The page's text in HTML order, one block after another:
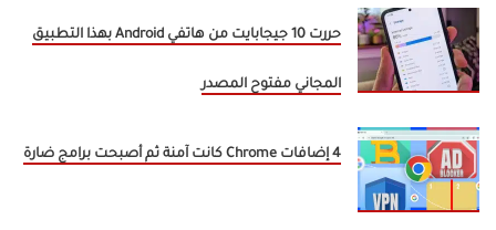
حررت 10 جيجابايت من هاتفي Android بهذا التطبيق
المجاني مفتوح المصدر
4 إضافات Chrome كانت آمنة ثم أصبحت برامج ضارة